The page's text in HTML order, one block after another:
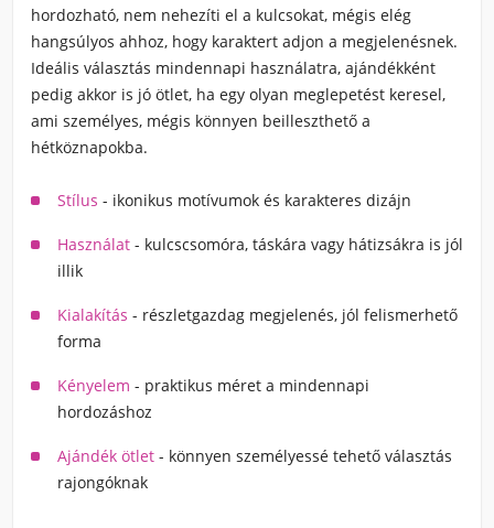
hordozható, nem nehezíti el a kulcsokat, mégis elég
hangsúlyos ahhoz, hogy karaktert adjon a megjelenésnek.
Ideális választás mindennapi használatra, ajándékként
pedig akkor is jó ötlet, ha egy olyan meglepetést keresel,
ami személyes, mégis könnyen beilleszthető a
hétköznapokba.
Stílus - ikonikus motívumok és karakteres dizájn
Használat - kulcscsomóra, táskára vagy hátizsákra is jól
illik
Kialakítás - részletgazdag megjelenés, jól felismerhető
forma
Kényelem - praktikus méret a mindennapi
hordozáshoz
Ajándék ötlet - könnyen személyessé tehető választás
rajongóknak